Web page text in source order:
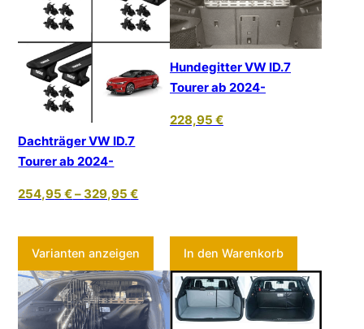
Dachträger VW ID.7
Tourer ab 2024-
254,95€– 329,95€
Varianten anzeigen Dieses Produkt weist mehrere
Hundegitter VW ID.7
Tourer ab 2024-
228,95 €
In den Warenkorb